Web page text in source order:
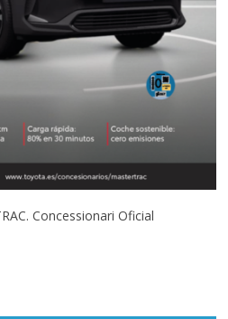
Concessionari Oficial